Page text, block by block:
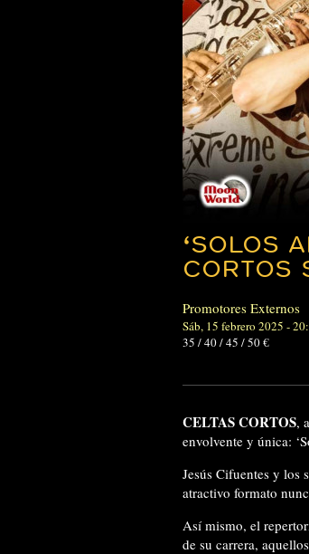
‘SOLOS
CORTOS
Promotores Externos
Sáb, 15 febrero 2025 -
35 / 40 / 45 / 50 €
CELTAS CORTOS,
envolvente y única:
Jesús Cifuentes y los
atractivo formato
Así mismo, el
de su carrera,